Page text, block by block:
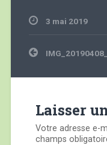
3 mai 2019
Navigation
de
Laisser
Votre adresse e-
champs